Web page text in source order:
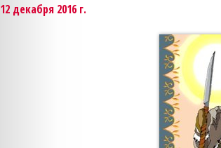
12 декабря 2016 г.